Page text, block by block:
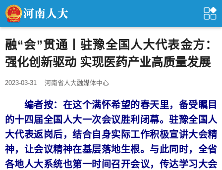
融“会”贯通丨驻豫全国人大代表金方：
强化创新驱动 实现医药产业高质量发展
2023-03-31 河南省人大融媒体中心
编者按：在这个满怀希望的春天里，备受瞩目
的十四届全国人大一次会议胜利闭幕。驻豫全国人
大代表返岗后，结合自身实际工作积极宣讲大会精
神，让会议精神在基层落地生根。与此同时，全省
各地人大系统也第一时间召开会议，传达学习大会